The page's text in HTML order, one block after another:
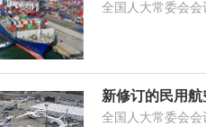
全国人大常委会会
新修订的民用航
全国人大常委会会